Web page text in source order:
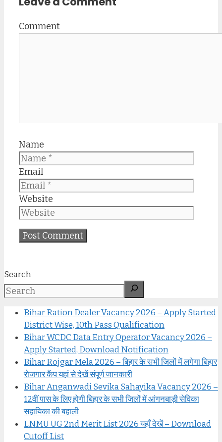
Comment
Name
Email
Website
Search
Bihar Ration Dealer Vacancy 2026 – Apply Started
District Wise, 10th Pass Qualification
Bihar WCDC Data Entry Operator Vacancy 2026 –
Apply Started, Download Notification
Bihar Rojgar Mela 2026 – बिहार के सभी जिलों में लगेगा बिहार
रोजगार कैंप यहां से देखें संपूर्ण जानकारी
Bihar Anganwadi Sevika Sahayika Vacancy 2026 –
12वीं पास के लिए होगी बिहार के सभी जिलों में आंगनबाड़ी सेविका
सहायिका की बहाली
LNMU UG 2nd Merit List 2026 यहाँ देखें – Download
Cutoff List